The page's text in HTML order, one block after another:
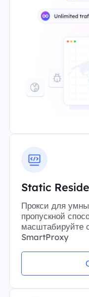
Static
Прокси для
пропускной
масштабируйте
SmartProxy